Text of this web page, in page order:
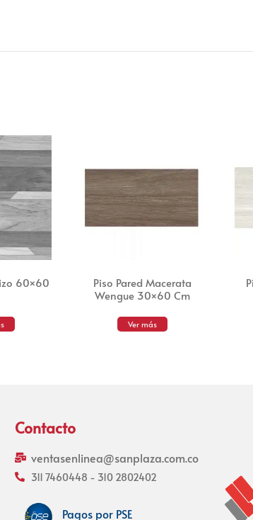
60×60
Piso Pared Macerata
Wengue 30×60 Cm
Ver más
Contacto
ventasenlinea@sanplaza.com.co
311 7460448 - 310 2802402
Pagos por PSE